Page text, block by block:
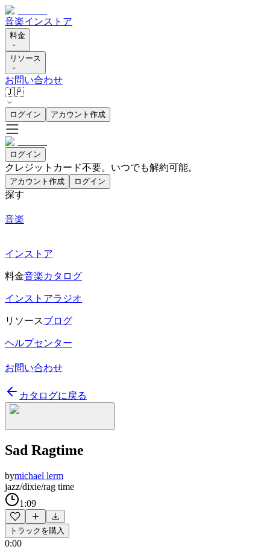
音楽インストア
料金
リソース
お問い合わせ
🇯🇵
ログイン アカウント作成
ログイン
クレジットカード不要。いつでも解約可能。
アカウント作成 ログイン
探す
音楽
インストア
料金音楽カタログ
インストアラジオ
リソースブログ
ヘルプセンター
お問い合わせ
カタログに戻る
Sad Ragtime
bymichael lerm
jazz/dixie/rag time
1:09
トラックを購入
0:00